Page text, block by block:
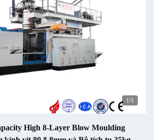
1/1
High 8-Layer Blow Moulding